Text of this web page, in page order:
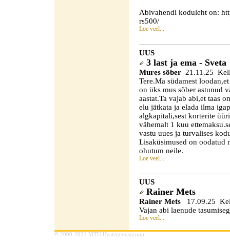
Abivahendi koduleht on:
rs500/
Loe veel...
UUS
3 last ja ema - Sveta
Mures sõber 21.11.25
Tere.Ma südamest
on üks mus sõber astunud
aastat.Ta vajab abi,et taas
elu jätkata ja elada ilma
algkapitali,sest korterite
vähemalt 1 kuu
vastu uues ja turvalises
Lisaküsimused on oodatud
ohutum neile.
Loe veel...
UUS
Rainer Mets
Rainer Mets
17.09.25
Vajan abi laenude
Loe veel...
© 2000-2021 MTÜ Heategevusgrupp